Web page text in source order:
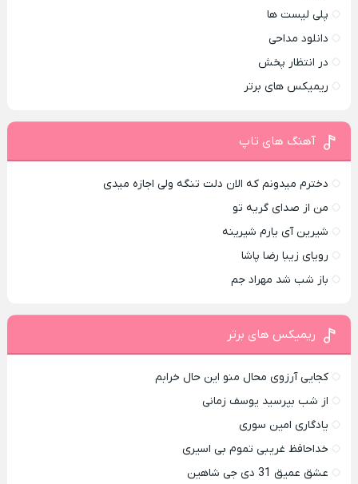
پلی لیست ها
دانلود مداحی
در انتظار پخش
ریمیکس های برتر
آهنگ های تاپ
دخترم میدونم که الان دلت تنگه ولی اجازه میدی
من از صدای گريه تو
شیرین آی یارم شیرینه
رویای زیبا رضا پاشا
باز شب شد مهراد جم
ریمیکس های برتر
کجایی آرزوی محال منو این حال خرابم
از شب بپرسید یوسف زمانی
یادگاری امین سوری
خداحافظ غریبی تموم بی اسیری
عشق عمیق 31 دی جی شاهین